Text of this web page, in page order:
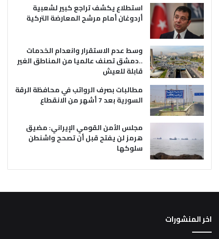
استطلاع يكشف تراجع كبير لشعبية
أردوغان أمام مرشح المعارضة التركية
وسط عدم الاستقرار وانعدام الخدمات
..دمشق تصنف عالميا من المناطق الغير
قابلة للعيش
مطالبات بصرف الرواتب في محافظة الرقة
السورية بعد 7 أشهر من الانقطاع
مجلس الأمن القومي الإيراني: مضيق
هرمز لن يفتح قبل أن تصحح واشنطن
سلوكها
اخر المنشورات